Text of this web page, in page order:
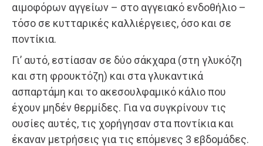
αιμοφόρων αγγείων – στο αγγειακό ενδοθήλιο –
τόσο σε κυτταρικές καλλιέργειες, όσο και σε
ποντίκια.
Γι’ αυτό, εστίασαν σε δύο σάκχαρα (στη γλυκόζη
και στη φρουκτόζη) και στα γλυκαντικά
ασπαρτάμη και το ακεσουλφαμικό κάλιο που
έχουν μηδέν θερμίδες. Για να συγκρίνουν τις
ουσίες αυτές, τις χορήγησαν στα ποντίκια και
έκαναν μετρήσεις για τις επόμενες 3 εβδομάδες.